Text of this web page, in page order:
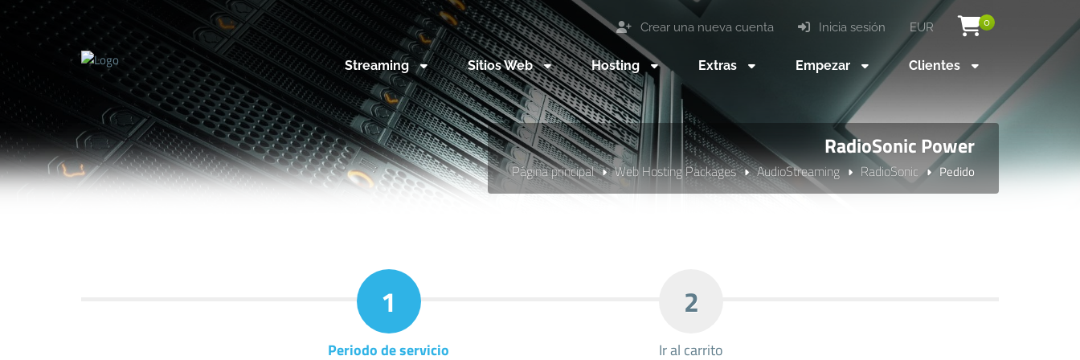
0
EUR
Inicia sesión
Crear una nueva cuenta
Streaming Sitios Web Hosting Extras Empezar Clientes
RadioSonic Power
Página principal Web Hosting Packages AudioStreaming RadioSonic Pedido
1
Periodo de servicio
2
Ir al carrito